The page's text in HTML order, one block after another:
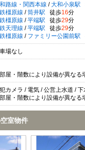
路線・関西本線 / 大和小泉駅
橿原線 / 筒井駅 徒歩16分
橿原線 / 平端駅 徒歩29分
天理線 / 平端駅 徒歩29分
橿原線 / ファミリー公園前駅
場なし
屋・階数により設備が異なる
カメラ / 電気 / 公営上水道 /
屋・階数により設備が異なる
室物件